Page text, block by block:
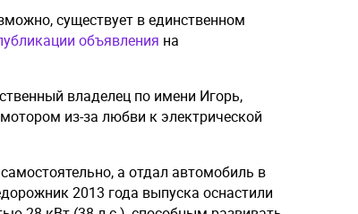
существует в единственном
объявления на
владелец по имени Игорь,
из-за любви к электрической
а отдал автомобиль в
2013 года выпуска оснастили